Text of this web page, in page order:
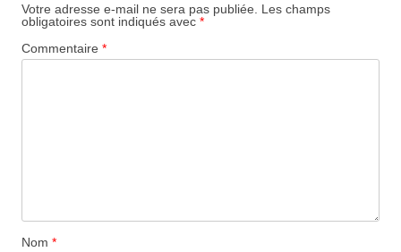
Votre adresse e-mail ne sera pas publiée.
Les champs
obligatoires sont indiqués avec *
Commentaire *
Nom *